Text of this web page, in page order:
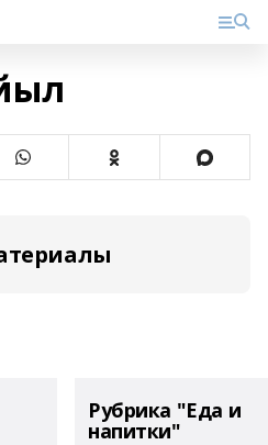
Рубрика "Еда и
напитки"